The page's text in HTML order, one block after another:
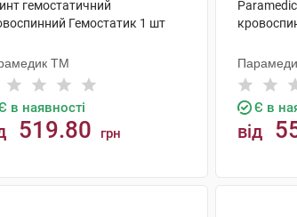
гемостатичний
Гемостатик 1 шт
ТМ
в наявності
519.80 грн
Є в
від